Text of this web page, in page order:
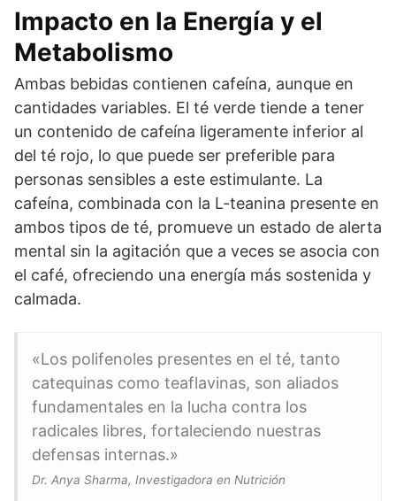
Impacto en la Energía y el
Metabolismo
Ambas bebidas contienen cafeína, aunque en
cantidades variables. El té verde tiende a tener
un contenido de cafeína ligeramente inferior al
del té rojo, lo que puede ser preferible para
personas sensibles a este estimulante. La
cafeína, combinada con la L-teanina presente en
ambos tipos de té, promueve un estado de alerta
mental sin la agitación que a veces se asocia con
el café, ofreciendo una energía más sostenida y
calmada.
«Los polifenoles presentes en el té, tanto
catequinas como teaflavinas, son aliados
fundamentales en la lucha contra los
radicales libres, fortaleciendo nuestras
defensas internas.»
Dr. Anya Sharma, Investigadora en Nutrición